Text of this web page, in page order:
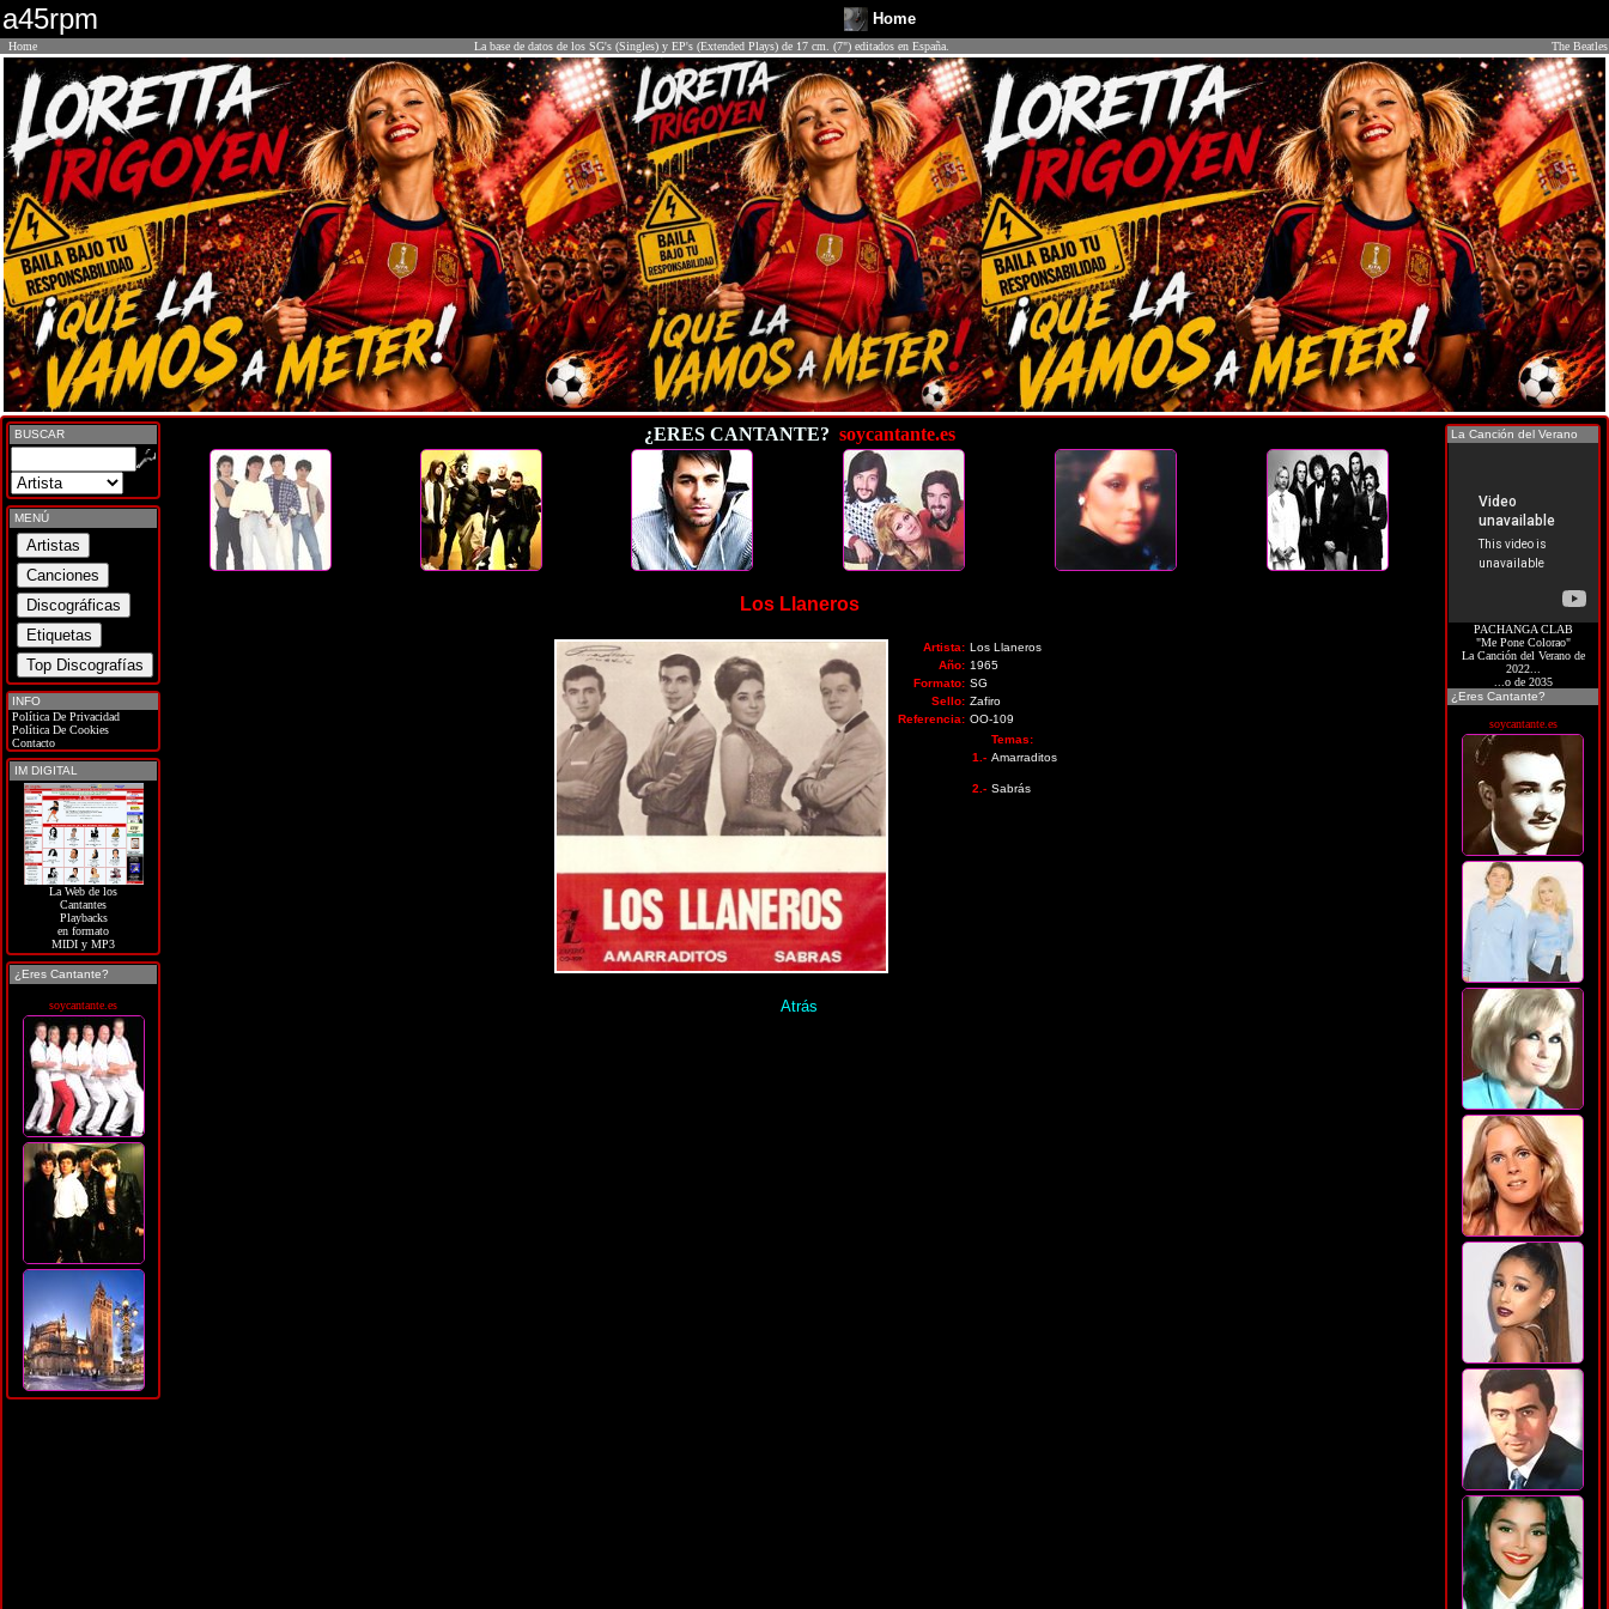
a45rpm Home
Home La base de datos de los SG's (Singles) y EP's (Extended Plays) de 17 cm. (7") editados en España. The Beatles
BUSCAR
MENÚ
INFO
Política De Privacidad
Política De Cookies
Contacto
IM DIGITAL
La Web de los
Cantantes
Playbacks
en formato
MIDI y MP3
¿Eres Cantante?
soycantante.es
¿ERES CANTANTE? soycantante.es
Los Llaneros
Artista: Los Llaneros
Año: 1965
Formato: SG
Sello: Zafiro
Referencia: OO-109
Temas:
1.- Amarraditos
2.- Sabrás
Atrás
La Canción del Verano
PACHANGA CLAB
"Me Pone Colorao"
La Canción del Verano de
2022...
...o de 2035
¿Eres Cantante?
soycantante.es